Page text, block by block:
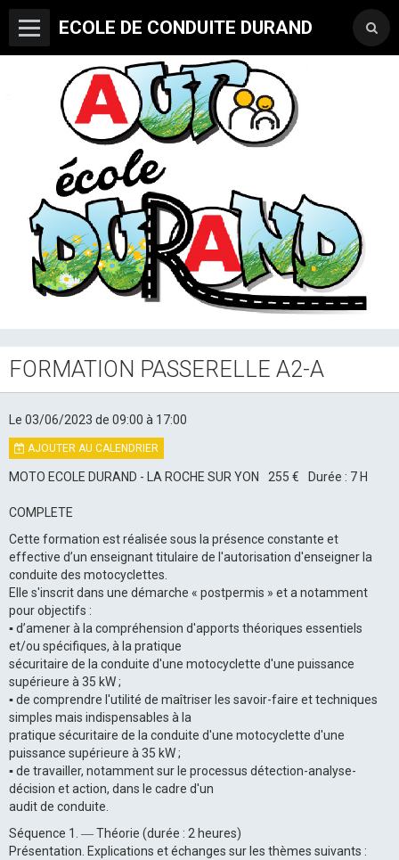
ECOLE DE CONDUITE DURAND
FORMATION PASSERELLE A2-A
Le 03/06/2023 de 09:00 à 17:00
AJOUTER AU CALENDRIER
MOTO ECOLE DURAND - LA ROCHE SUR YON 255 € Durée : 7 H
COMPLETE
Cette formation est réalisée sous la présence constante et
effective d’un enseignant titulaire de l'autorisation d'enseigner la
conduite des motocyclettes.
Elle s'inscrit dans une démarche « postpermis » et a notamment
pour objectifs :
▪ d’amener à la compréhension d'apports théoriques essentiels
et/ou spécifiques, à la pratique
sécuritaire de la conduite d'une motocyclette d'une puissance
supérieure à 35 kW ;
▪ de comprendre l'utilité de maîtriser les savoir-faire et techniques
simples mais indispensables à la
pratique sécuritaire de la conduite d'une motocyclette d'une
puissance supérieure à 35 kW ;
▪ de travailler, notamment sur le processus détection-analyse-
décision et action, dans le cadre d'un
audit de conduite.
Séquence 1. ― Théorie (durée : 2 heures)
Présentation. Explications et échanges sur les thèmes suivants :